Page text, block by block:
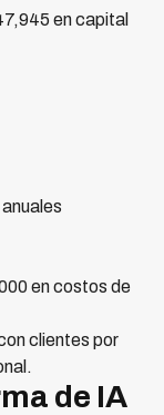
en capital
en costos de
clientes por
de IA